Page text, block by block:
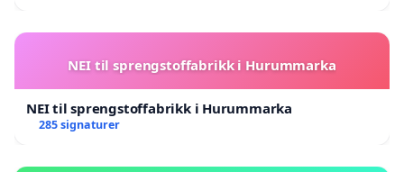
NEI til sprengstoffabrikk i Hurummarka
NEI til sprengstoffabrikk i Hurummarka
285 signaturer